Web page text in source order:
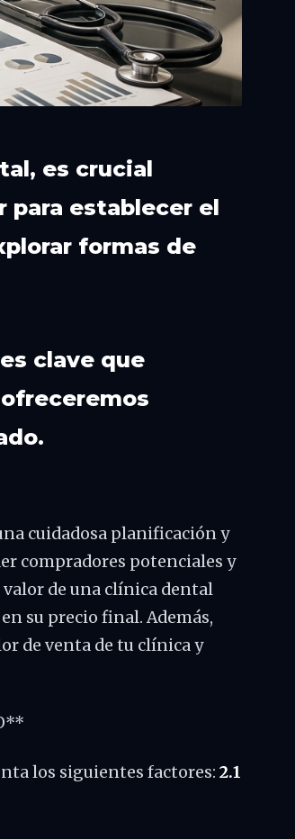
es crucial
para establecer el
formas de
clave que
cuidadosa planificación y
compradores potenciales y
de una clínica dental
su precio final. Además,
de venta de tu clínica y
los siguientes factores: 2.1